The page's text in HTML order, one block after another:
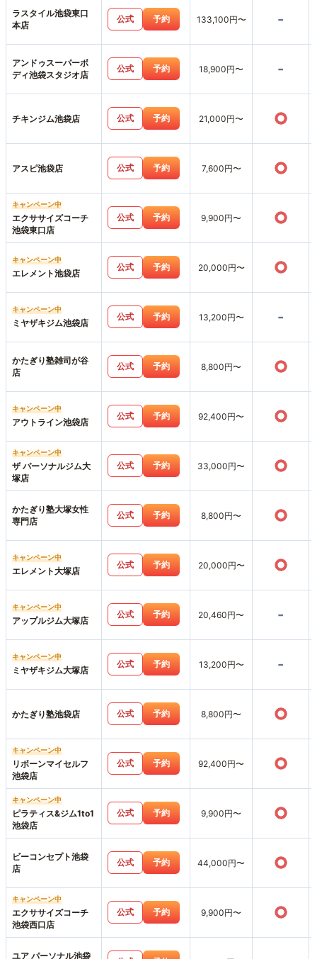
ラスタイル池袋東口
本店
公式 予約 133,100円〜 -
アンドゥスーパーボ
ディ池袋スタジオ店
公式 予約 18,900円〜 -
チキンジム池袋店 公式 予約 21,000円〜 ○
アスピ池袋店 公式 予約 7,600円〜 ○
キャンペーン中
エクササイズコーチ
池袋東口店
公式 予約 9,900円〜 ○
キャンペーン中
エレメント池袋店
公式 予約 20,000円〜 ○
キャンペーン中
ミヤザキジム池袋店
公式 予約 13,200円〜 -
かたぎり塾雑司が谷
店
公式 予約 8,800円〜 ○
キャンペーン中
アウトライン池袋店
公式 予約 92,400円〜 ○
キャンペーン中
ザ パーソナルジム大
塚店
公式 予約 33,000円〜 ○
かたぎり塾大塚女性
専門店
公式 予約 8,800円〜 ○
キャンペーン中
エレメント大塚店
公式 予約 20,000円〜 ○
キャンペーン中
アップルジム大塚店
公式 予約 20,460円〜 -
キャンペーン中
ミヤザキジム大塚店
公式 予約 13,200円〜 -
かたぎり塾池袋店 公式 予約 8,800円〜 ○
キャンペーン中
リボーンマイセルフ
池袋店
公式 予約 92,400円〜 ○
キャンペーン中
ピラティス&ジム1to1
池袋店
公式 予約 9,900円〜 ○
ビーコンセプト池袋
店
公式 予約 44,000円〜 ○
キャンペーン中
エクササイズコーチ
池袋西口店
公式 予約 9,900円〜 ○
ユア パーソナル池袋